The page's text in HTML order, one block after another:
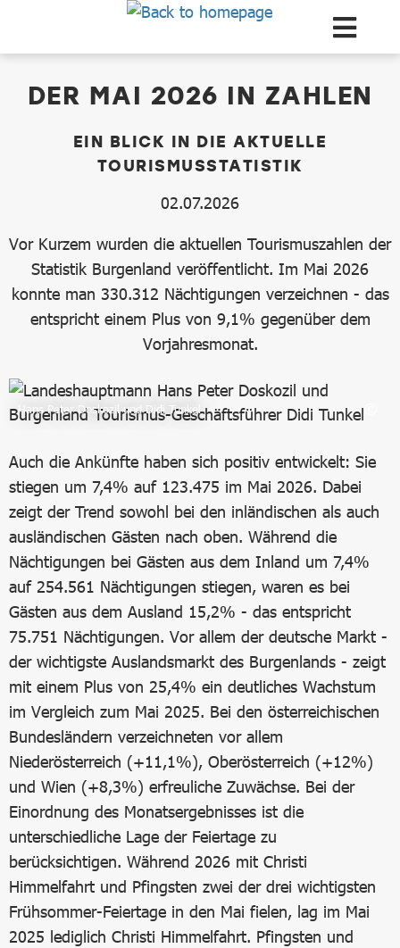
Zum Hauptinhalt springen
DER MAI 2026 IN ZAHLEN
EIN BLICK IN DIE AKTUELLE
TOURISMUSSTATISTIK
02.07.2026
Vor Kurzem wurden die aktuellen Tourismuszahlen der
Statistik Burgenland veröffentlicht. Im Mai 2026
konnte man 330.312 Nächtigungen verzeichnen - das
entspricht einem Plus von 9,1% gegenüber dem
Vorjahresmonat.
Hans Peter Doskozil und Didi Tunkel
Auch die Ankünfte haben sich positiv entwickelt: Sie
stiegen um 7,4% auf 123.475 im Mai 2026. Dabei
zeigt der Trend sowohl bei den inländischen als auch
ausländischen Gästen nach oben. Während die
Nächtigungen bei Gästen aus dem Inland um 7,4%
auf 254.561 Nächtigungen stiegen, waren es bei
Gästen aus dem Ausland 15,2% - das entspricht
75.751 Nächtigungen. Vor allem der deutsche Markt -
der wichtigste Auslandsmarkt des Burgenlands - zeigt
mit einem Plus von 25,4% ein deutliches Wachstum
im Vergleich zum Mai 2025. Bei den österreichischen
Bundesländern verzeichneten vor allem
Niederösterreich (+11,1%), Oberösterreich (+12%)
und Wien (+8,3%) erfreuliche Zuwächse. Bei der
Einordnung des Monatsergebnisses ist die
unterschiedliche Lage der Feiertage zu
berücksichtigen. Während 2026 mit Christi
Himmelfahrt und Pfingsten zwei der drei wichtigsten
Frühsommer-Feiertage in den Mai fielen, lag im Mai
2025 lediglich Christi Himmelfahrt. Pfingsten und